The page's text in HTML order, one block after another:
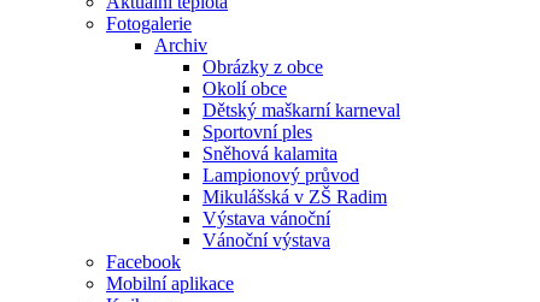
Fotogalerie
Archiv
Obrázky z obce
Okolí obce
Dětský maškarní karneval
Sportovní ples
Sněhová kalamita
Lampionový průvod
Mikulášská v ZŠ Radim
Výstava vánoční
Vánoční výstava
Facebook
Mobilní aplikace